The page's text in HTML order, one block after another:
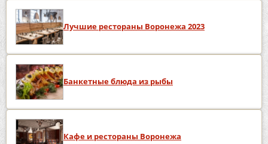
Лучшие рестораны Воронежа 2023
Банкетные блюда из рыбы
Кафе и рестораны Воронежа